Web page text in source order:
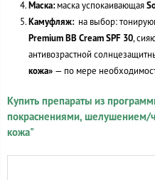
Маска:маска успокаивающая
Камуфляж:на выбор:
Premium BB Cream SPF 30,
антивозрастной
кожа» — по мере
Купить препараты из
покраснениями, шелушением/
кожа"